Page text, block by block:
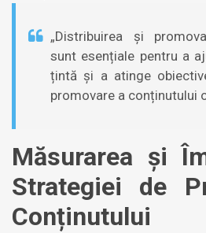
„Distribuirea și
sunt esențiale pentru a
țintă și a atinge
promovare a conținutului
Măsurarea și
Strategiei de
Conținutului